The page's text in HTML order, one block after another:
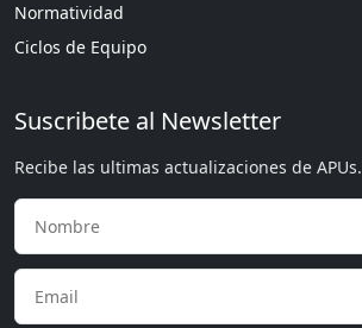
Normatividad
Ciclos de Equipo
Suscribete al Newsletter
Recibe las ultimas actualizaciones de APUs.